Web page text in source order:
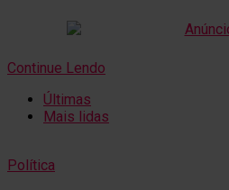
Continue Lendo
Últimas
Mais lidas
Política